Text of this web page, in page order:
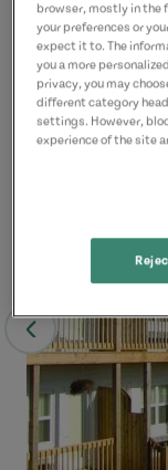
browser, mostly in the
your preferences or
expect it to. The
you a more
privacy, you may
different category
settings. However,
experience of the site